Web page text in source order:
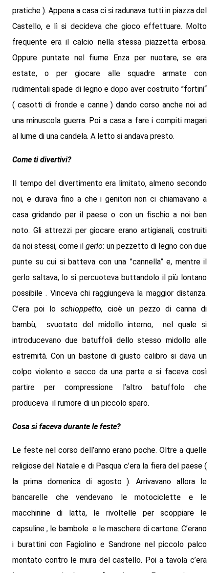
pratiche ). Appena a casa ci si radunava tutti in piazza del
Castello, e lì si decideva che gioco effettuare. Molto
frequente era il calcio nella stessa piazzetta erbosa.
Oppure puntate nel fiume Enza per nuotare, se era
estate, o per giocare alle squadre armate con
rudimentali spade di legno e dopo aver costruito ”fortini“
( casotti di fronde e canne ) dando corso anche noi ad
una minuscola guerra. Poi a casa a fare i compiti magari
al lume di una candela. A letto si andava presto.
Come ti divertivi?
Il tempo del divertimento era limitato, almeno secondo
noi, e durava fino a che i genitori non ci chiamavano a
casa gridando per il paese o con un fischio a noi ben
noto. Gli attrezzi per giocare erano artigianali, costruiti
da noi stessi, come ilgerlo: un pezzetto di legno con due
punte su cui si batteva con una ”cannella” e, mentre il
gerlo saltava, lo si percuoteva buttandolo il più lontano
possibile . Vinceva chi raggiungeva la maggior distanza.
C’era poi lo schioppetto, cioè un pezzo di canna di
bambù, svuotato del midollo interno, nel quale si
introducevano due batuffoli dello stesso midollo alle
estremità. Con un bastone di giusto calibro si dava un
colpo violento e secco da una parte e si faceva così
partire per compressione l’altro batuffolo che
produceva il rumore di un piccolo sparo.
Cosa si faceva durante le feste?
Le feste nel corso dell’anno erano poche. Oltre a quelle
religiose del Natale e di Pasqua c’era la fiera del paese (
la prima domenica di agosto ). Arrivavano allora le
bancarelle che vendevano le motociclette e le
macchinine di latta, le rivoltelle per scoppiare le
capsuline , le bambole e le maschere di cartone. C’erano
i burattini con Fagiolino e Sandrone nel piccolo palco
montato contro le mura del castello. Poi a tavola c’era